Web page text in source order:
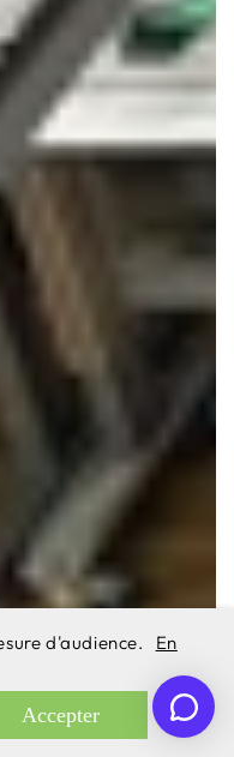
d'audience.
En
Accepter